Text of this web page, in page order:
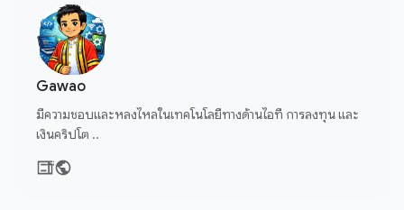
Gawao
มีความชอบและหลงไหลในเทคโนโลยีทางด้านไอที การลงทุน และ
เงินคริปโต ..